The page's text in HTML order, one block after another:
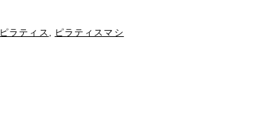
ピラティス
ピラティスマシ